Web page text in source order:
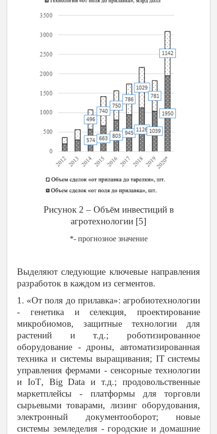
Рисунок 2 – Объём инвестиций в
агротехнологии [5]
*- прогнозное значение
Выделяют следующие ключевые направления
разработок в каждом из сегментов.
1. «От поля до прилавка»: агробиотехнологии
- генетика и селекция, проектирование
микробиомов, защитные технологии для
растений и т.д.; роботизированное
оборудование - дроны, автоматизированная
техника и системы выращивания;IT cистемы
управления фермами - сенсорные технологии
и IoT, Big Data и т.д.; продовольственные
маркетплейсы - платформы для торговли
сырьевыми товарами, лизинг оборудования,
электронный документооборот; новые
системы земледелия - городские и домашние